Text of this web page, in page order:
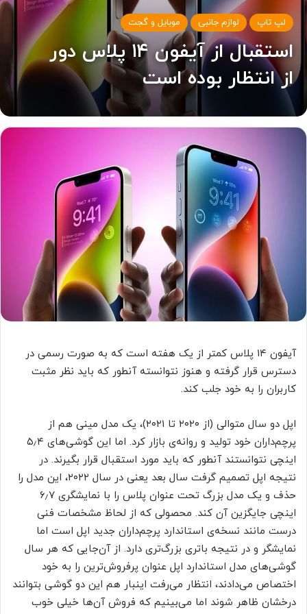
لپ تاپ لوازم جانبی موبایل و گجت
استقبال از آیفون ۱۴ پلاس دور
از انتظار بوده است
آیفون ۱۴ پلاس کمتر از یک هفته است که به صورت رسمی در
دسترس قرار گرفته و هنوز نتوانسته آنطور که باید نظر مثبت
کاربران را به خود جلب کند.
اپل دو سال متوالی (از ۲۰۲۰ تا ۲۰۲۱)، یک مدل مینی هم از
پرچم‌داران خود تولید و روانه‌ی بازار کرد. اما این گوشی‌های ۵٫۴
اینچی نتوانستند آنطور که باید مورد استقبال قرار بگیرند. در
نتیجه اپل تصمیم گرفت سال بعد یعنی در سال ۲۰۲۲، این مدل را
حذف و یک مدل بزرگ تحت عنوان پلاس را با نمایشگری ۶٫۷
اینچی جایگزین آن کند. محصولی که از لحاظ مشخصات فنی
درست مانند نسخه‌ی استاندارد پرچم‌داران جدید اپل است اما
نمایشگر و در نتیجه باتری بزرگ‌تری دارد. از آن‌جایی که هر سال
گوشی‌های مدل استاندارد اپل عنوان پرفروش‌ترین را به خود
اختصاص می‌دادند، انتظار می‌رفت اینبار هم این دو گوشی بتوانند
درخشان ظاهر شوند اما می‌بینیم که فروش آن‌ها خیلی خوب